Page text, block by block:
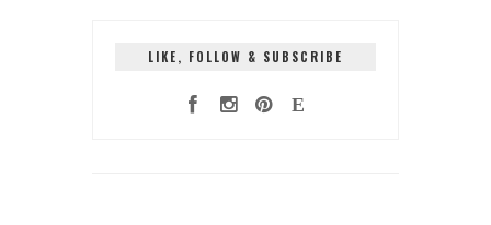
LIKE, FOLLOW & SUBSCRIBE